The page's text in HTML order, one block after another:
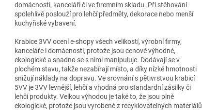
domácnosti, kanceláři či ve firemním skladu. Při stěhování
spolehlivě poslouží pro lehčí předměty, dekorace nebo menší
kuchyňské vybavení.
Krabice 3VV ocení e‑shopy všech velikostí, výrobní firmy,
kanceláře i domácnosti, protože jsou cenově výhodné,
ekologické a snadno se s nimi manipuluje. Dodávají se v
plochém stavu, takže nezabírají místo, a díky nízké hmotnosti
snižují náklady na dopravu. Ve srovnání s pětivrstvou krabicí
5VV je 3VV levnější, lehčí a vhodná pro standardní zásilky či
lehčí produkty. Velkou výhodou je také to, že jsou plně
ekologické, protože jsou vyrobené z recyklovatelných materiálů